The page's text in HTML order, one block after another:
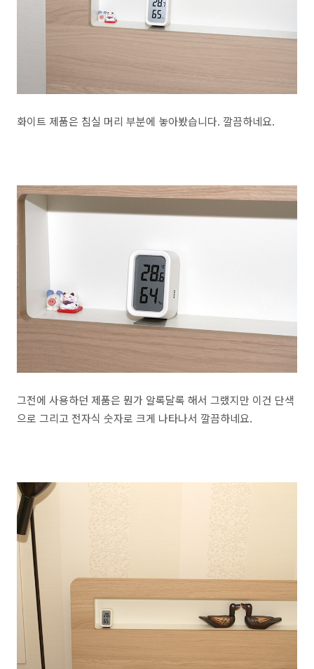
화이트 제품은 침실 머리 부분에 놓아봤습니다. 깔끔하네요.
그전에 사용하던 제품은 뭔가 알록달록 해서 그랬지만 이건 단색
으로 그리고 전자식 숫자로 크게 나타나서 깔끔하네요.